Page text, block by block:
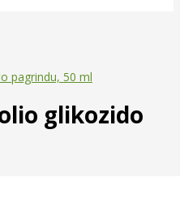
pagrindu, 50 ml
glikozido